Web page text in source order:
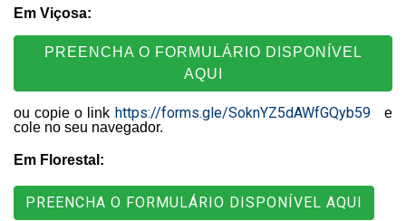
Em Viçosa:
PREENCHA O FORMULÁRIO DISPONÍVEL
AQUI
ou copie o link https://forms.gle/SoknYZ5dAWfGQyb59
e
cole no seu navegador.
Em Florestal:
PREENCHA O FORMULÁRIO DISPONÍVEL AQUI